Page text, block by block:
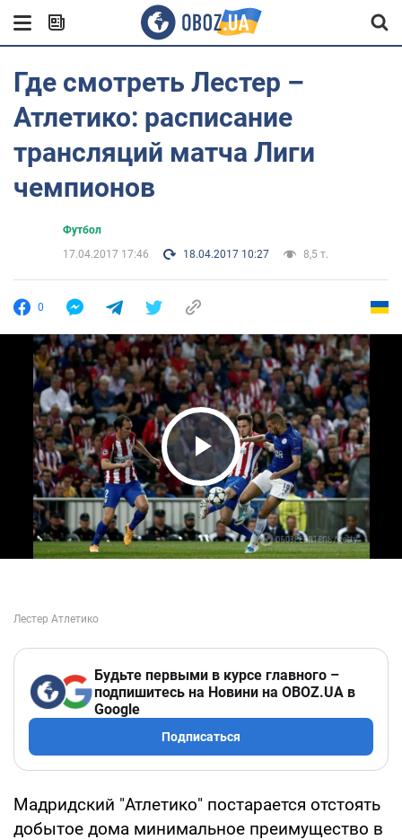
Где смотреть Лестер –
Атлетико: расписание
трансляций матча Лиги
чемпионов
Футбол
17.04.2017 17:46
18.04.2017 10:27 8,5 т.
0
Play Video
Будьте первыми в курсе главного –
подпишитесь на Новини на OBOZ.UA в
Google
Подписаться
Мадридский "Атлетико" постарается отстоять
добытое дома минимальное преимущество в